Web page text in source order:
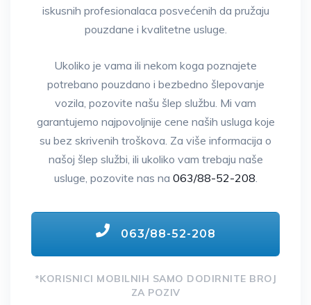
iskusnih profesionalaca posvećenih da pružaju
pouzdane i kvalitetne usluge.
Ukoliko je vama ili nekom koga poznajete
potrebano pouzdano i bezbedno šlepovanje
vozila, pozovite našu šlep službu. Mi vam
garantujemo najpovoljnije cene naših usluga koje
su bez skrivenih troškova. Za više informacija o
našoj šlep službi, ili ukoliko vam trebaju naše
usluge, pozovite nas na 063/88-52-208.
063/88-52-208
*KORISNICI MOBILNIH SAMO DODIRNITE BROJ
ZA POZIV